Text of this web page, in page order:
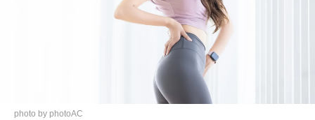
photo by photoAC